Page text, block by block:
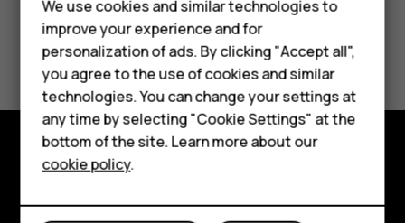
Phones for kids
Accessories
HMD Terra M
For business
Tablets
Did you find this helpful?
Yes No
Explore
About
We use cookies and similar technologies to
improve your experience and for
personalization of ads. By clicking "Accept all",
you agree to the use of cookies and similar
technologies. You can change your settings at
any time by selecting "Cookie Settings" at the
bottom of the site. Learn more about our
cookie policy.